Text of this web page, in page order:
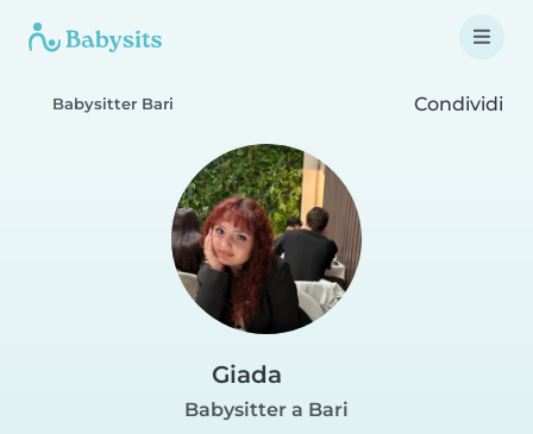
Babysitter Bari Condividi
Giada
Babysitter a Bari